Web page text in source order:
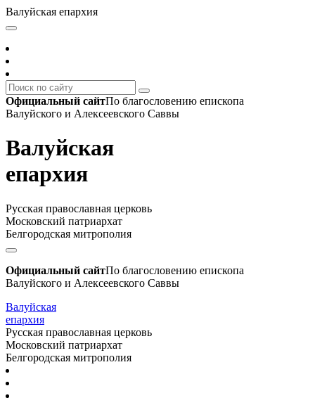
Валуйская епархия
Официальный сайтПо благословению епископа
Валуйского и Алексеевского Саввы
Валуйская
епархия
Русская православная церковь
Московский патриархат
Белгородская митрополия
Официальный сайтПо благословению епископа
Валуйского и Алексеевского Саввы
Валуйская
епархия
Русская православная церковь
Московский патриархат
Белгородская митрополия